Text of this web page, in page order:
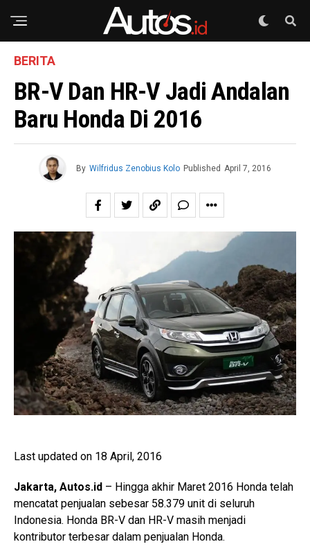
BERITA
BR-V Dan HR-V Jadi Andalan
Baru Honda Di 2016
By Wilfridus Zenobius Kolo Published April 7, 2016
Last updated on 18 April, 2016
Jakarta, Autos.id – Hingga akhir Maret 2016 Honda telah
mencatat penjualan sebesar 58.379 unit di seluruh
Indonesia. Honda BR-V dan HR-V masih menjadi
kontributor terbesar dalam penjualan Honda.